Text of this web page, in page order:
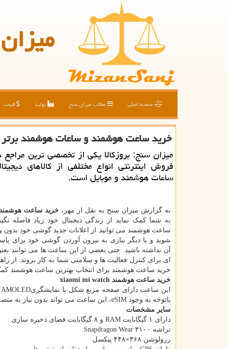
صفحه اصلی مطالب میزان سنج تولید قیمت
خرید ساعت هوشمند و ساعات هوشمند برتر
میزان سنج: بروزكالا یكی از تخصصی ترین مراجع
فروش اینترنتی انواع مختلفی از كالاهای
ساعات هوشمند و موبایل است.
به گزارش میزان سنج به نقل از مهر،خرید ساعت
به شما کمک نماید از زندگی دیجبتال خود زیاد فاصله
ساعت هوشمند می توانید از اعلانات جدید گوشی خود بدون
شوید و یا دیگر نیازی به بیرون آوردن گوشی خود برای
آن نداشته باشید. حتی بعضی از این ساعت ها می توانند
ای برای کنترل فعالیت ها و سلامتی شما به کار بروند. از
خرید ساعت هوشمند برای انتخاب بهترین ساعت هوشمند
خرید ساعت هوشمند xiaomi mi watch
باتوجه به وجود eSIM، این ساعت می تواند بدون نیاز به متصل شدن به
سایر مشخصات
دارای ۱ گیگابایت RAM و ۸ گیگابایت فضای ذخیره سازی
تراشه Snapdragon Wear ۳۱۰۰
رزولوشن ۳۶۸×۴۴۸ پیکسل